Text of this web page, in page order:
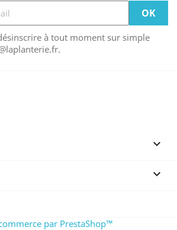
à tout moment sur simple


par PrestaShop™